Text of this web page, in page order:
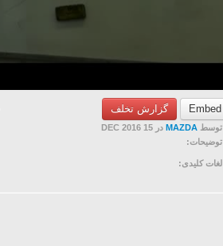
Embed گزارش تخلف
توسط MAZDA در 15 DEC 2016
توضیحات:
لغات کلیدی: